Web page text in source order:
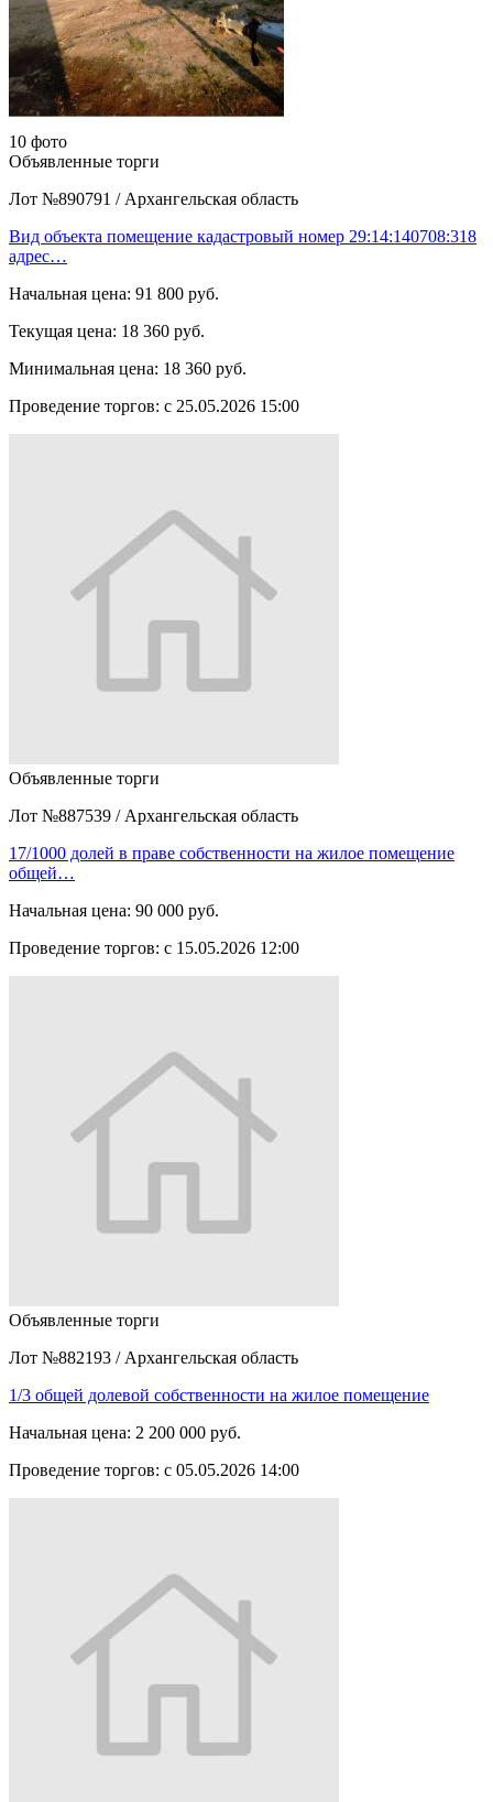
10 фото
Объявленные торги
Лот №890791 / Архангельская область
Вид объекта помещение кадастровый номер 29:14:140708:318
адрес…
Начальная цена: 91 800 руб.
Текущая цена: 18 360 руб.
Минимальная цена: 18 360 руб.
Проведение торгов: с 25.05.2026 15:00
Объявленные торги
Лот №887539 / Архангельская область
17/1000 долей в праве собственности на жилое помещение
общей…
Начальная цена: 90 000 руб.
Проведение торгов: с 15.05.2026 12:00
Объявленные торги
Лот №882193 / Архангельская область
1/3 общей долевой собственности на жилое помещение
Начальная цена: 2 200 000 руб.
Проведение торгов: с 05.05.2026 14:00